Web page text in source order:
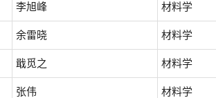
李旭峰 材料学
余雷晓 材料学
戢觅之 材料学
张伟 材料学